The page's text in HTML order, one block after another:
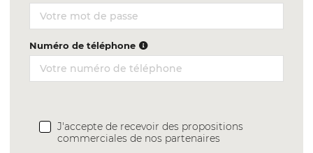
Numéro de téléphone
J'accepte de recevoir des propositions
commerciales de nos partenaires